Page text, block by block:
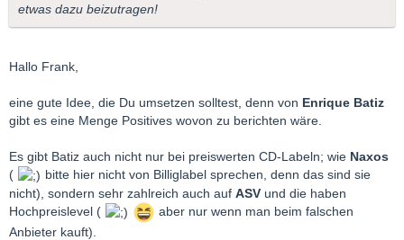
etwas dazu beizutragen!
Hallo Frank,
eine gute Idee, die Du umsetzen solltest, denn von Enrique Batiz
gibt es eine Menge Positives wovon zu berichten wäre.
Es gibt Batiz auch nicht nur bei preiswerten CD-Labeln; wie Naxos
(
bitte hier nicht von Billiglabel sprechen, denn das sind sie
nicht), sondern sehr zahlreich auch auf ASV und die haben
Hochpreislevel (
aber nur wenn man beim falschen
Anbieter kauft).